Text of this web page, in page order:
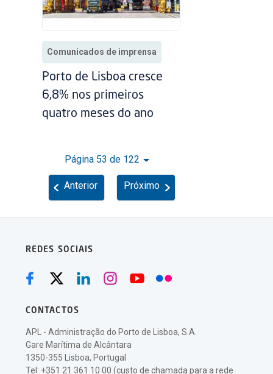
Comunicados de imprensa
Porto de Lisboa cresce
6,8% nos primeiros
quatro meses do ano
Página 53 de 122
Anterior Próximo
REDES SOCIAIS
CONTACTOS
APL - Administração do Porto de Lisboa, S.A.
Gare Marítima de Alcântara
1350-355 Lisboa, Portugal
Tel: +351 21 361 10 00 (custo de chamada para a rede